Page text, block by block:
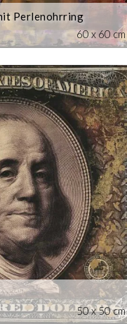
Perlenohrring
60 x 60 cm
50 x 50 cm